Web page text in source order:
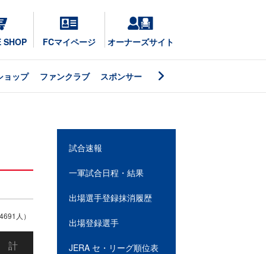
SHOP FCマイページ オーナーズサイト
ョップ ファンクラブ スポンサー
人）
計
試合速報
一軍試合日程・結果
出場選手登録抹消履歴
出場登録選手
JERA セ・リーグ順位表